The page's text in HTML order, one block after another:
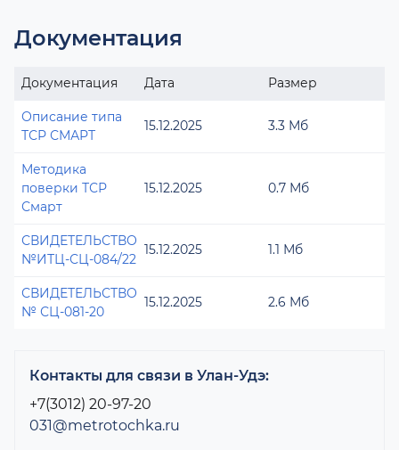
Документация
Документация Дата Размер
Описание типа
ТСР СМАРТ
15.12.2025 3.3 Мб
Методика
поверки ТСР
Смарт
15.12.2025 0.7 Мб
СВИДЕТЕЛЬСТВО
№ИТЦ-СЦ-084/22
15.12.2025 1.1 Мб
СВИДЕТЕЛЬСТВО
№ СЦ-081-20
15.12.2025 2.6 Мб
Контакты для связи в Улан-Удэ:
+7(3012) 20-97-20
031@metrotochka.ru